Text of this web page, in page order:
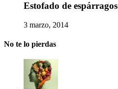
Estofado de espárragos
3 marzo, 2014
No te lo pierdas